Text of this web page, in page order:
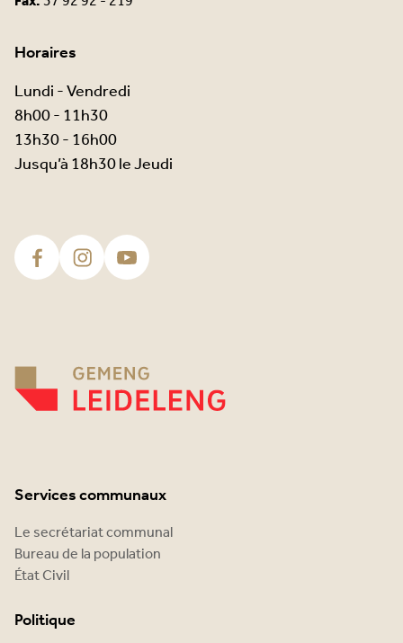
Horaires
Lundi - Vendredi
8h00 - 11h30
13h30 - 16h00
Jusqu’à 18h30 le Jeudi
Services communaux
Le secrétariat communal
Bureau de la population
État Civil
Politique